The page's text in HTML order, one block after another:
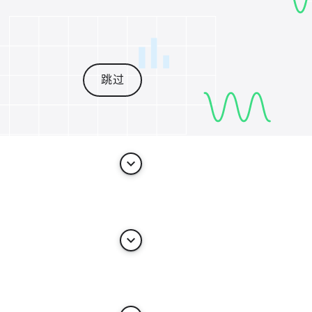
跳过
keyboard_arrow_down
keyboard_arrow_down